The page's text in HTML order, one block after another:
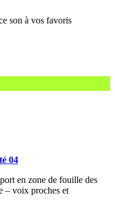
04
en zone de fouille des
– voix proches et